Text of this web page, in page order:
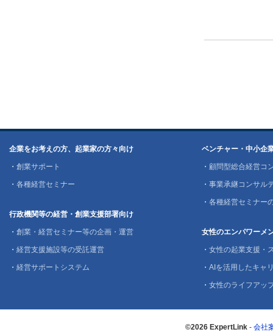
企業をお考えの方、起業家の方々向け
・ 創業サポート
・ 各種経営セミナー
行政機関等の経営・創業支援部署向け
・ 創業・経営セミナー等の企画・運営
・ 経営支援施設等の受託運営
・ 経営サポートシステム
ベンチャー・中小企
・ 顧問型総合経営コ
・ 事業承継コンサル
・ 各種経営セミナー
女性のエンパワーメ
・ 女性の起業支援・
・ AIを活用したキャ
・ 女性のライフアッ
©2026 ExpertLink - 会社